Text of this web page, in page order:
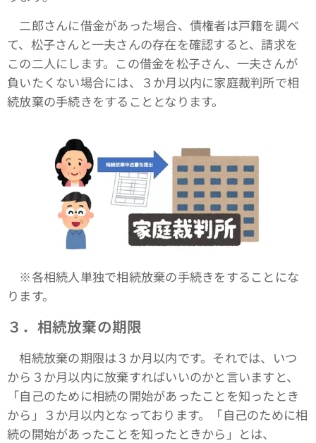
二郎さんに借金があった場合、債権者は戸籍を調べ
て、松子さんと一夫さんの存在を確認すると、請求を
この二人にします。この借金を松子さん、一夫さんが
負いたくない場合には、３か月以内に家庭裁判所で相
続放棄の手続きをすることとなります。
※各相続人単独で相続放棄の手続きをすることにな
ります。
３．相続放棄の期限
相続放棄の期限は３か月以内です。それでは、いつ
から３か月以内に放棄すればいいのかと言いますと、
「自己のために相続の開始があったことを知ったとき
から」３か月以内となっております。「自己のために相
続の開始があったことを知ったときから」とは、